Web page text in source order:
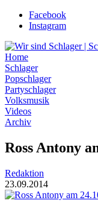
Zum
Inhalt
Facebook
Instagram
Home
Schlager
Popschlager
Partyschlager
Volksmusik
Videos
Archiv
Ross Antony
Redaktion
23.09.2014